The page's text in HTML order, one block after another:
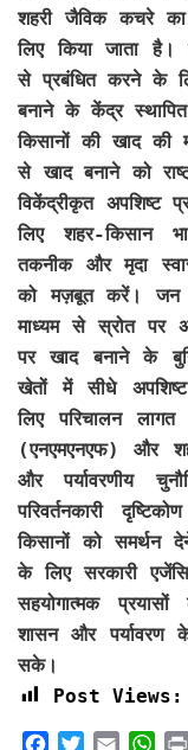
शहरी जैविक कचरे
लिए किया जाता
से प्रबंधित करने के
बनाने के केंद्र
किसानों की खाद की
से खाद बनाने को
विकेंद्रीकृत अपशिष्ट
लिए शहर-किसान
तकनीक और मृदा
को मज़बूत करें। जन
माध्यम से स्रोत पर
पर खाद बनाने के
खेतों में सीधे
लिए परिचालन
(एनएमएनएफ) और
और पर्यावरणीय
परिवर्तनकारी
किसानों को समर्थन
के लिए सरकारी
सहयोगात्मक
शासन और पर्यावरण
सके।
Post Views: